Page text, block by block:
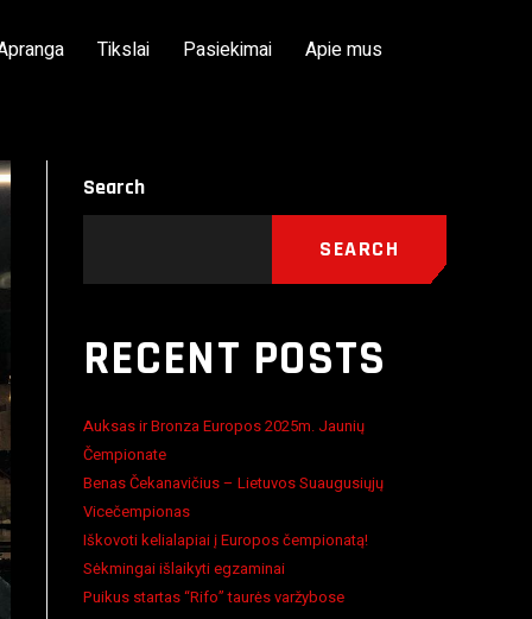
Tikslai Pasiekimai Apie mus
Search
SEARCH
RECENT POSTS
Auksas ir Bronza Europos 2025m. Jaunių
Čempionate
Benas Čekanavičius – Lietuvos Suaugusiųjų
Vicečempionas
Iškovoti kelialapiai į Europos čempionatą!
Sėkmingai išlaikyti egzaminai
Puikus startas “Rifo” taurės varžybose